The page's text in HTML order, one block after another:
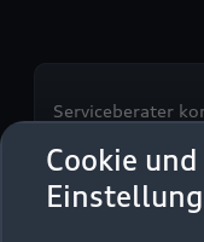
Cookie
Einstellung
Serviceberater